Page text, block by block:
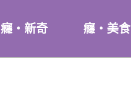
癮・新奇 癮・美食